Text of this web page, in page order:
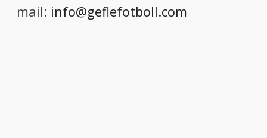
mail: info@geflefotboll.com